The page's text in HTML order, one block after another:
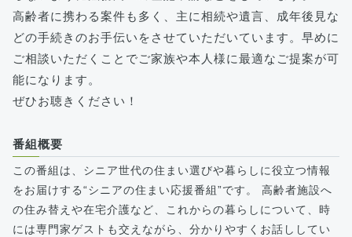
高齢者に携わる案件も多く、主に相続や遺言、成年後見な
どの手続きのお手伝いをさせていただいています。早めに
ご相談いただくことでご家族や本人様に最適なご提案が可
能になります。
ぜひお聴きください！
番組概要
この番組は、シニア世代の住まい選びや暮らしに役立つ情報
をお届けする“シニアの住まい応援番組”です。 高齢者施設へ
の住み替えや在宅介護など、これからの暮らしについて、時
には専門家ゲストも交えながら、分かりやすくお話ししてい